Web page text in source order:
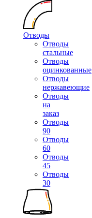
Отводы
Отводы
стальные
Отводы
оцинкованные
Отводы
нержавеющие
Отводы
на
заказ
Отводы
90
Отводы
60
Отводы
45
Отводы
30